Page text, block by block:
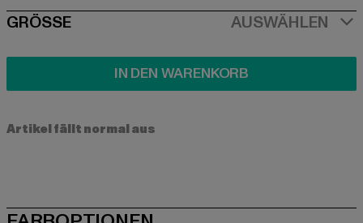
SIZE
GRÖSSE AUSWÄHLEN
IN DEN WARENKORB
Artikel fällt normal aus